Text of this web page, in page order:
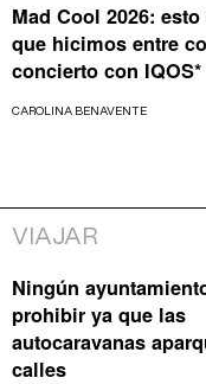
Mad Cool 2026:
que hicimos entre
concierto con IQOS*
CAROLINA BENAVENTE
VIAJAR
Ningún
prohibir ya que las
autocaravanas
calles